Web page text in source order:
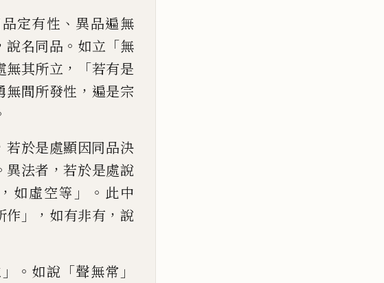
定有性 、 異品遍無
說名同品 。 如立 「無
無其所立 ，「若有是
無間所發性 ， 遍是宗
若於是處顯因同品決
異法者 ，若於是處說
， 如虛空等 」。 此中
作 」， 如有非有 ， 說
」。 如說 「聲無常 」